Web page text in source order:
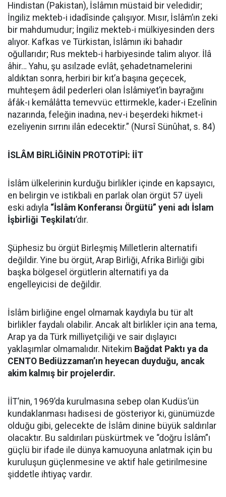
Hindistan (Pakistan), İslâmın müstaid bir veledidir;
İngiliz mekteb-i idadîsinde çalışıyor. Mısır, İslâm’ın zeki
bir mahdumudur; İngiliz mekteb-i mülkiyesinden ders
alıyor. Kafkas ve Türkistan, İslâmın iki bahadır
oğullarıdır; Rus mekteb-i harbiyesinde talim alıyor. İlâ
âhir… Yahu, şu asılzade evlât, şehadetnamelerini
aldıktan sonra, herbiri bir kıt’a başına geçecek,
muhteşem âdil pederleri olan İslâmiyet’in bayrağını
âfâk-ı kemâlâtta temevvüc ettirmekle, kader-i Ezelînin
nazarında, feleğin inadına, nev-i beşerdeki hikmet-i
ezeliyenin sırrını ilân edecektir.” (Nursî Sünûhat, s. 84)
İSLÂM BİRLİĞİNİN PROTOTİPİ: İİT
İslâm ülkelerinin kurduğu birlikler içinde en kapsayıcı,
en belirgin ve istikbali en parlak olan örgüt 57 üyeli
eski adıyla “İslâm Konferansı Örgütü” yeni adı İslam
İşbirliği Teşkilatı’dır.
Şüphesiz bu örgüt Birleşmiş Milletlerin alternatifi
değildir. Yine bu örgüt, Arap Birliği, Afrika Birliği gibi
başka bölgesel örgütlerin alternatifi ya da
engelleyicisi de değildir.
İslâm birliğine engel olmamak kaydıyla bu tür alt
birlikler faydalı olabilir. Ancak alt birlikler için ana tema,
Arap ya da Türk milliyetçiliği ve sair dışlayıcı
yaklaşımlar olmamalıdır. Nitekim Bağdat Paktı ya da
CENTO Bediüzzaman’ın heyecan duyduğu, ancak
akim kalmış bir projelerdir.
İİT’nin, 1969’da kurulmasına sebep olan Kudüs’ün
kundaklanması hadisesi de gösteriyor ki, günümüzde
olduğu gibi, gelecekte de İslâm dinine büyük saldırılar
olacaktır. Bu saldırıları püskürtmek ve “doğru İslâm”ı
güçlü bir ifade ile dünya kamuoyuna anlatmak için bu
kuruluşun güçlenmesine ve aktif hale getirilmesine
şiddetle ihtiyaç vardır.